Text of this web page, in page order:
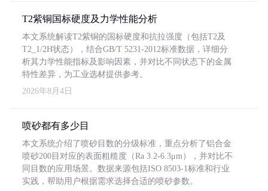
T2紫铜国标硬度及力学性能分析
本文系统解读T2紫铜的国标硬度和抗拉强度（包括T2及
T2_1/2H状态），结合GB/T 5231-2012标准数据，详细分
析其力学性能指标及影响因素，并对比不同状态下的金属
特性差异，为工业选材提供参考。
2026年8月4日
喷砂都有多少目
本文系统介绍了喷砂目数的分级标准，重点分析了铝合金
喷砂200目对应的表面粗糙度（Ra 3.2-6.3μm），并对比不
同目数的应用场景。数据来源包括ISO 8503-1标准和行业
实践，帮助用户根据需求选择合适的喷砂参数。